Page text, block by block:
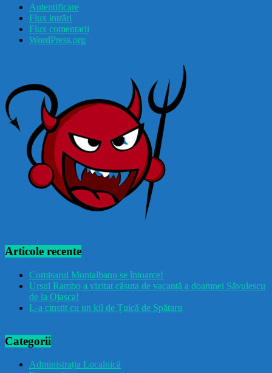
Autentificare
Flux intrări
Flux comentarii
WordPress.org
Articole recente
Comisarul Montalbanu se întoarce!
Ursul Rambo a vizitat căsuța de vacanță a doamnei Săvulescu
de la Ojasca!
L-a cinstit cu un kil de Țuică de Spătaru
Categorii
Administrația Localnică